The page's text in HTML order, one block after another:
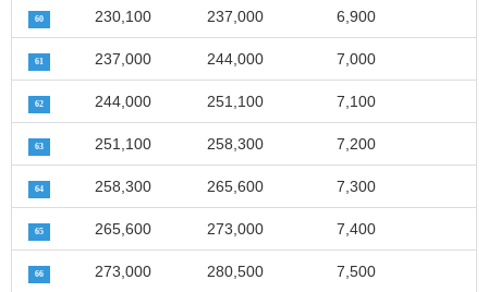
60 230,100 237,000 6,900
61 237,000 244,000 7,000
62 244,000 251,100 7,100
63 251,100 258,300 7,200
64 258,300 265,600 7,300
65 265,600 273,000 7,400
66 273,000 280,500 7,500